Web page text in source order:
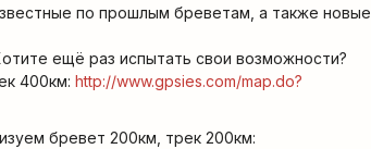
по прошлым бреветам, а также новые
ещё раз испытать свои возможности?
400км:http://www.gpsies.com/map.do?
бревет 200км, трек 200км: